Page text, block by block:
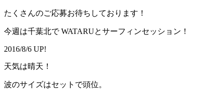
たくさんのご応募お待ちしております！
今週は千葉北で WATARUとサーフィンセッション！
2016/8/6 UP!
天気は晴天！
波のサイズはセットで頭位。